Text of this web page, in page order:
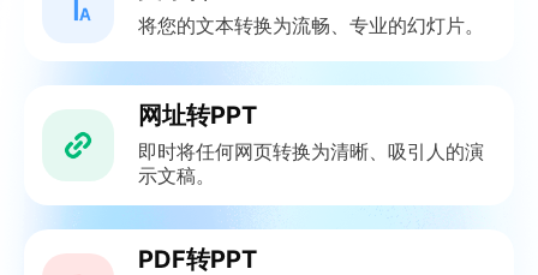
将您的文本转换为流畅、专业的幻灯片。
网址转PPT
即时将任何网页转换为清晰、吸引人的演
示文稿。
PDF转PPT